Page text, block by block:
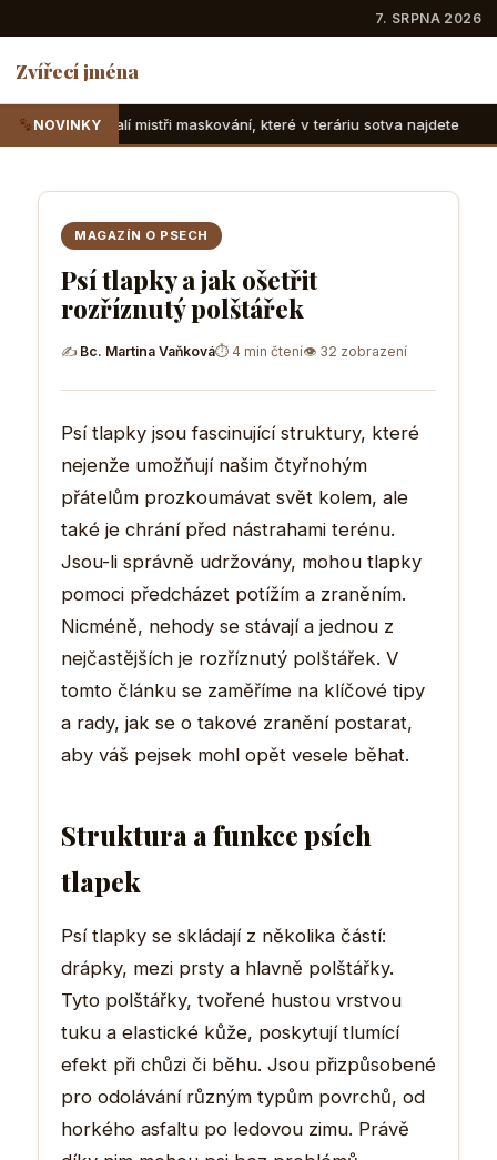
7. SRPNA 2026
Zvířecí jména
NOVINKY
maskování, které v teráriu sotva najdete
MAGAZÍN O PSECH
Psí tlapky a jak ošetřit
rozříznutý polštářek
✍ Bc. Martina Vaňková⏱ 4 min čtení👁 32 zobrazení
Psí tlapky jsou fascinující struktury, které
nejenže umožňují našim čtyřnohým
přátelům prozkoumávat svět kolem, ale
také je chrání před nástrahami terénu.
Jsou-li správně udržovány, mohou tlapky
pomoci předcházet potížím a zraněním.
Nicméně, nehody se stávají a jednou z
nejčastějších je rozříznutý polštářek. V
tomto článku se zaměříme na klíčové tipy
a rady, jak se o takové zranění postarat,
aby váš pejsek mohl opět vesele běhat.
Struktura a funkce psích
tlapek
Psí tlapky se skládají z několika částí:
drápky, mezi prsty a hlavně polštářky.
Tyto polštářky, tvořené hustou vrstvou
tuku a elastické kůže, poskytují tlumící
efekt při chůzi či běhu. Jsou přizpůsobené
pro odolávání různým typům povrchů, od
horkého asfaltu po ledovou zimu. Právě